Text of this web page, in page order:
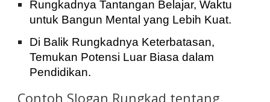
Rungkadnya Tantangan Belajar, Waktu
untuk Bangun Mental yang Lebih Kuat.
Di Balik Rungkadnya Keterbatasan,
Temukan Potensi Luar Biasa dalam
Pendidikan.
Contoh Slogan Rungkad tentang